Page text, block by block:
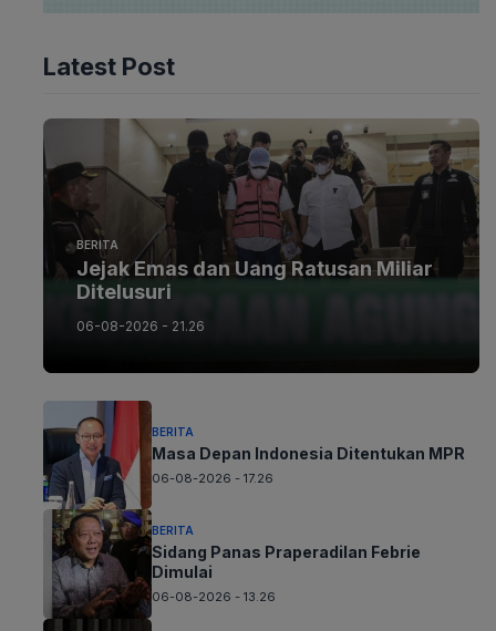
Latest Post
BERITA
Jejak Emas dan Uang Ratusan Miliar
Ditelusuri
06-08-2026 - 21.26
BERITA
Masa Depan Indonesia Ditentukan MPR
06-08-2026 - 17.26
BERITA
Sidang Panas Praperadilan Febrie
Dimulai
06-08-2026 - 13.26